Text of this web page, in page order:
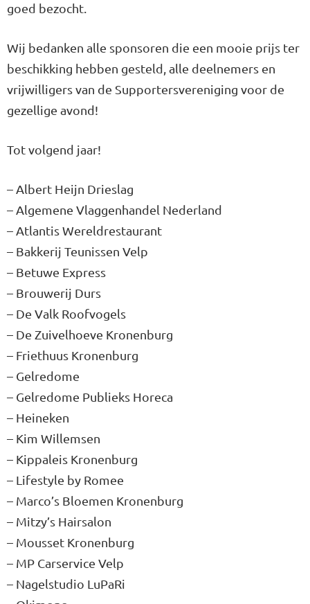
goed bezocht.
Wij bedanken alle sponsoren die een mooie prijs ter
beschikking hebben gesteld, alle deelnemers en
vrijwilligers van de Supportersvereniging voor de
gezellige avond!
Tot volgend jaar!
– Albert Heijn Drieslag
– Algemene Vlaggenhandel Nederland
– Atlantis Wereldrestaurant
– Bakkerij Teunissen Velp
– Betuwe Express
– Brouwerij Durs
– De Valk Roofvogels
– De Zuivelhoeve Kronenburg
– Friethuus Kronenburg
– Gelredome
– Gelredome Publieks Horeca
– Heineken
– Kim Willemsen
– Kippaleis Kronenburg
– Lifestyle by Romee
– Marco’s Bloemen Kronenburg
– Mitzy’s Hairsalon
– Mousset Kronenburg
– MP Carservice Velp
– Nagelstudio LuPaRi